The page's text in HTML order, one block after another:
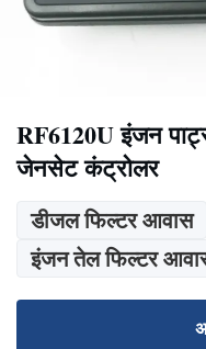
RF6120U इंजन
जेनसेट कंट्रोलर
डीजल फिल्टर आवास
इंजन तेल फिल्टर